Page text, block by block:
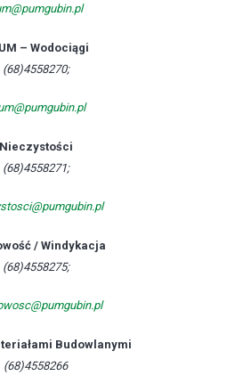
– Wodociągi
(68)4558270;
Nieczystości
(68)4558271;
/ Windykacja
(68)4558275;
Budowlanymi
(68)4558266